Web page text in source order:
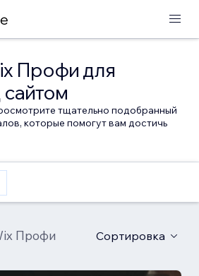
Профи для
тщательно подобранный
которые помогут вам достичь
Профи Сортировка